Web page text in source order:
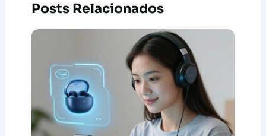
Posts Relacionados